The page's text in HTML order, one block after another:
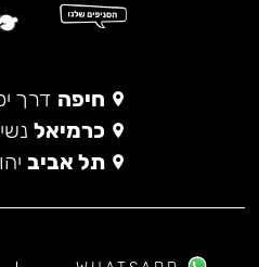
חיפה דרך יפו
כרמיאל
תל אביב